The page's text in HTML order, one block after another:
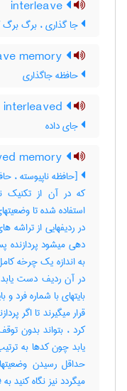
جا گذاری ، برگ
حافظه جاگذاری
جای داده
استفاده شده تا
دهی میشود پردازنده
به اندازه یک چرخه
در آن ردیف دست
بایتهای با شماره فرد و
قرار میگیرند تا اگر
کرد ، بتواند بدون
یابد چون کدها به
حداقل رسیدن
میگردد نیز نگاه کنید به ‎ access time ، ‎ wait state